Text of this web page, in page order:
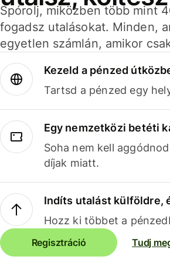
Spórolj, miközben több mint
fogadsz utalásokat. Minden,
egyetlen számlán, amikor
Kezeld a pénzed
Tartsd a pénzed egy
Egy nemzetközi betéti
Soha nem kell
díjak miatt.
Indíts utalást külföldre,
Hozz ki többet a
Regisztráció Tudj